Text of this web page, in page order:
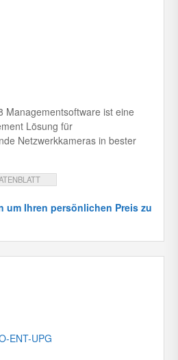
Managementsoftware ist eine
Lösung für
Netzwerkkameras in bester
um Ihren persönlichen Preis zu
ENT-UPG